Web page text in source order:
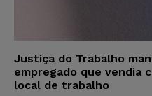
Justiça do Trabalho
empregado que vendia
local de trabalho